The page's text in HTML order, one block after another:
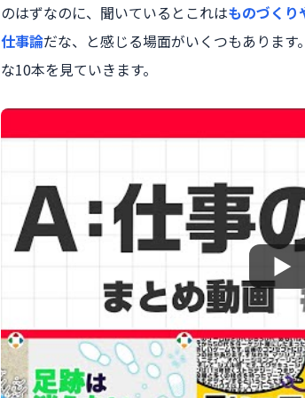
のはずなのに、聞いているとこれはものづくり
仕事論だな、と感じる場面がいくつもありま
な10本を見ていきます。